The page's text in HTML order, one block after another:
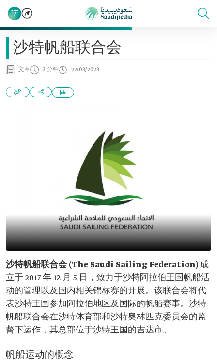
沙特帆船联合会
文章 3 分钟 22/03/2023
沙特帆船联合会 (The Saudi Sailing Federation)成
立于 2017 年 12 月 5 日，致力于沙特阿拉伯王国帆船活
动的管理以及国内相关锦标赛的开展。该联合会将代
表沙特王国参加阿拉伯地区及国际的帆船赛事。沙特
帆船联合会在沙特体育部和沙特奥林匹克委员会的监
督下运作，其总部位于沙特王国的吉达市。
帆船运动的概念